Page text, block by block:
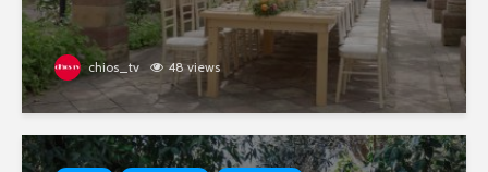
chios_tv 48 views